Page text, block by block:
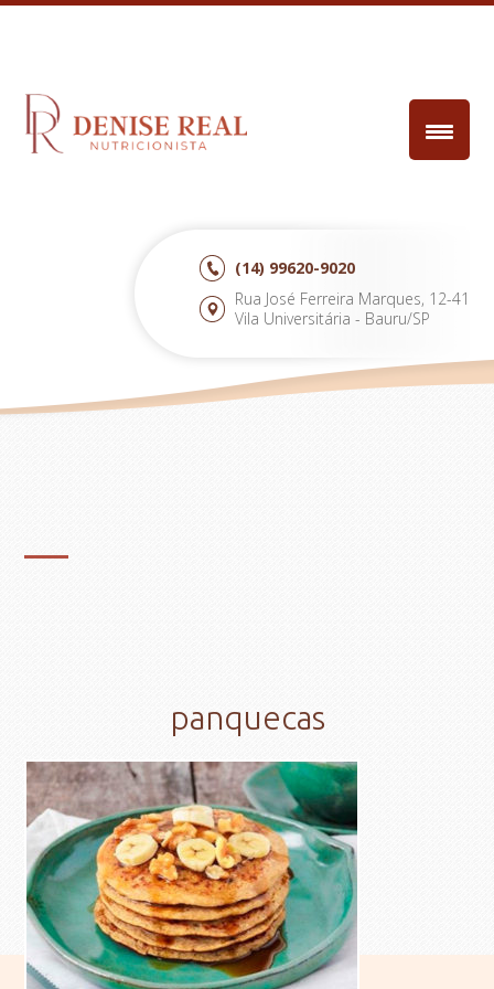
(14) 99620-9020
Rua José Ferreira Marques, 12-41
Vila Universitária - Bauru/SP
panquecas